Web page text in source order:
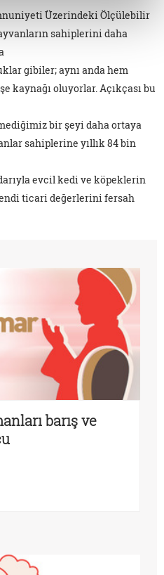
Üzerindeki Ölçülebilir
sahiplerini daha
gibiler; aynı anda hem
kaynağı oluyorlar. Açıkçası bu
bir şeyi daha ortaya
sahiplerine yıllık 84 bin
evcil kedi ve köpeklerin
ticari değerlerini fersah
barış ve